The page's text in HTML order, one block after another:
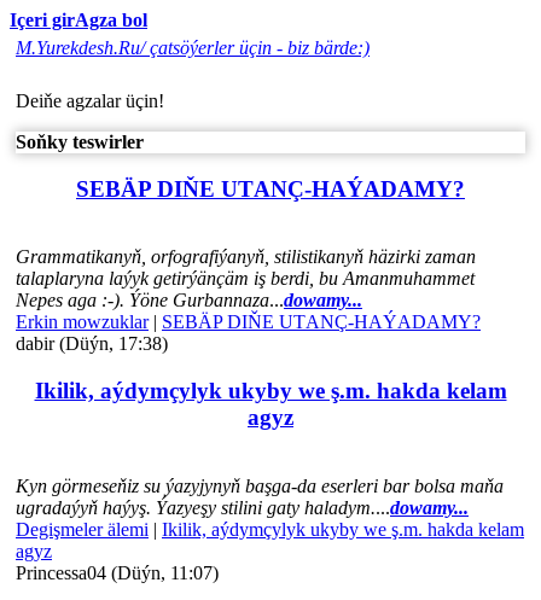
Içeri girAgza bol
M.Yurekdesh.Ru/ çatsöýerler üçin - biz bärde:)
Deiňe agzalar üçin!
Soňky teswirler
SEBÄP DIŇE UTАNÇ-HАÝADАMY?
Grammatikanyň, orfografiýanyň, stilistikanyň häzirki zaman
talaplaryna laýyk getirýänçäm iş berdi, bu Amanmuhammet
Nepes aga :-). Ýöne Gurbannaza...dowamy...
Erkin mowzuklar| SEBÄP DIŇE UTАNÇ-HАÝADАMY?
dabir (Düýn, 17:38)
Ikilik, aýdymçylyk ukyby we ş.m. hakda kelam
agyz
Kyn görmeseňiz su ýazyjynyň başga-da eserleri bar bolsa maňa
ugradaýyň haýyş. Ýazyeşy stilini gaty haladym....dowamy...
Degişmeler älemi | Ikilik, aýdymçylyk ukyby we ş.m. hakda kelam
agyz
Princessa04 (Düýn, 11:07)